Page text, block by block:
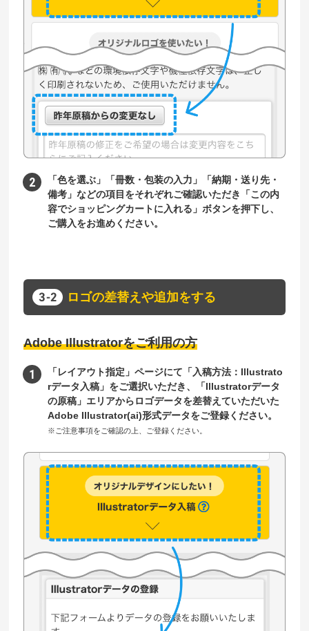
「色を選ぶ」「冊数・包装の入力」「納期・送り先・
備考」などの項目をそれぞれご確認いただき「この内
容でショッピングカートに入れる」ボタンを押下し、
ご購入をお進めください。
ロゴの差替えや追加をする
Adobe Illustratorをご利用の方
「レイアウト指定」ページにて「入稿方法：Illustrato
rデータ入稿」をご選択いただき、「Illustratorデータ
の原稿」エリアからロゴデータを差替えていただいた
Adobe Illustrator(ai)形式データをご登録ください。
※ご注意事項をご確認の上、ご登録ください。